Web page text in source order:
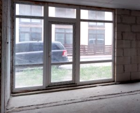
третье на коммерческое здание.
канализация. Рядом построен и
Петровский квартал-это элитный
круглосуточно охраняемая
футбольное поле, магазины Фора
громадный торговый центр
дворе детские площадки. На
рестораны, приват банк, салоны
транспортная развязка,
направлении метро
Возможный торг. Без комисси.